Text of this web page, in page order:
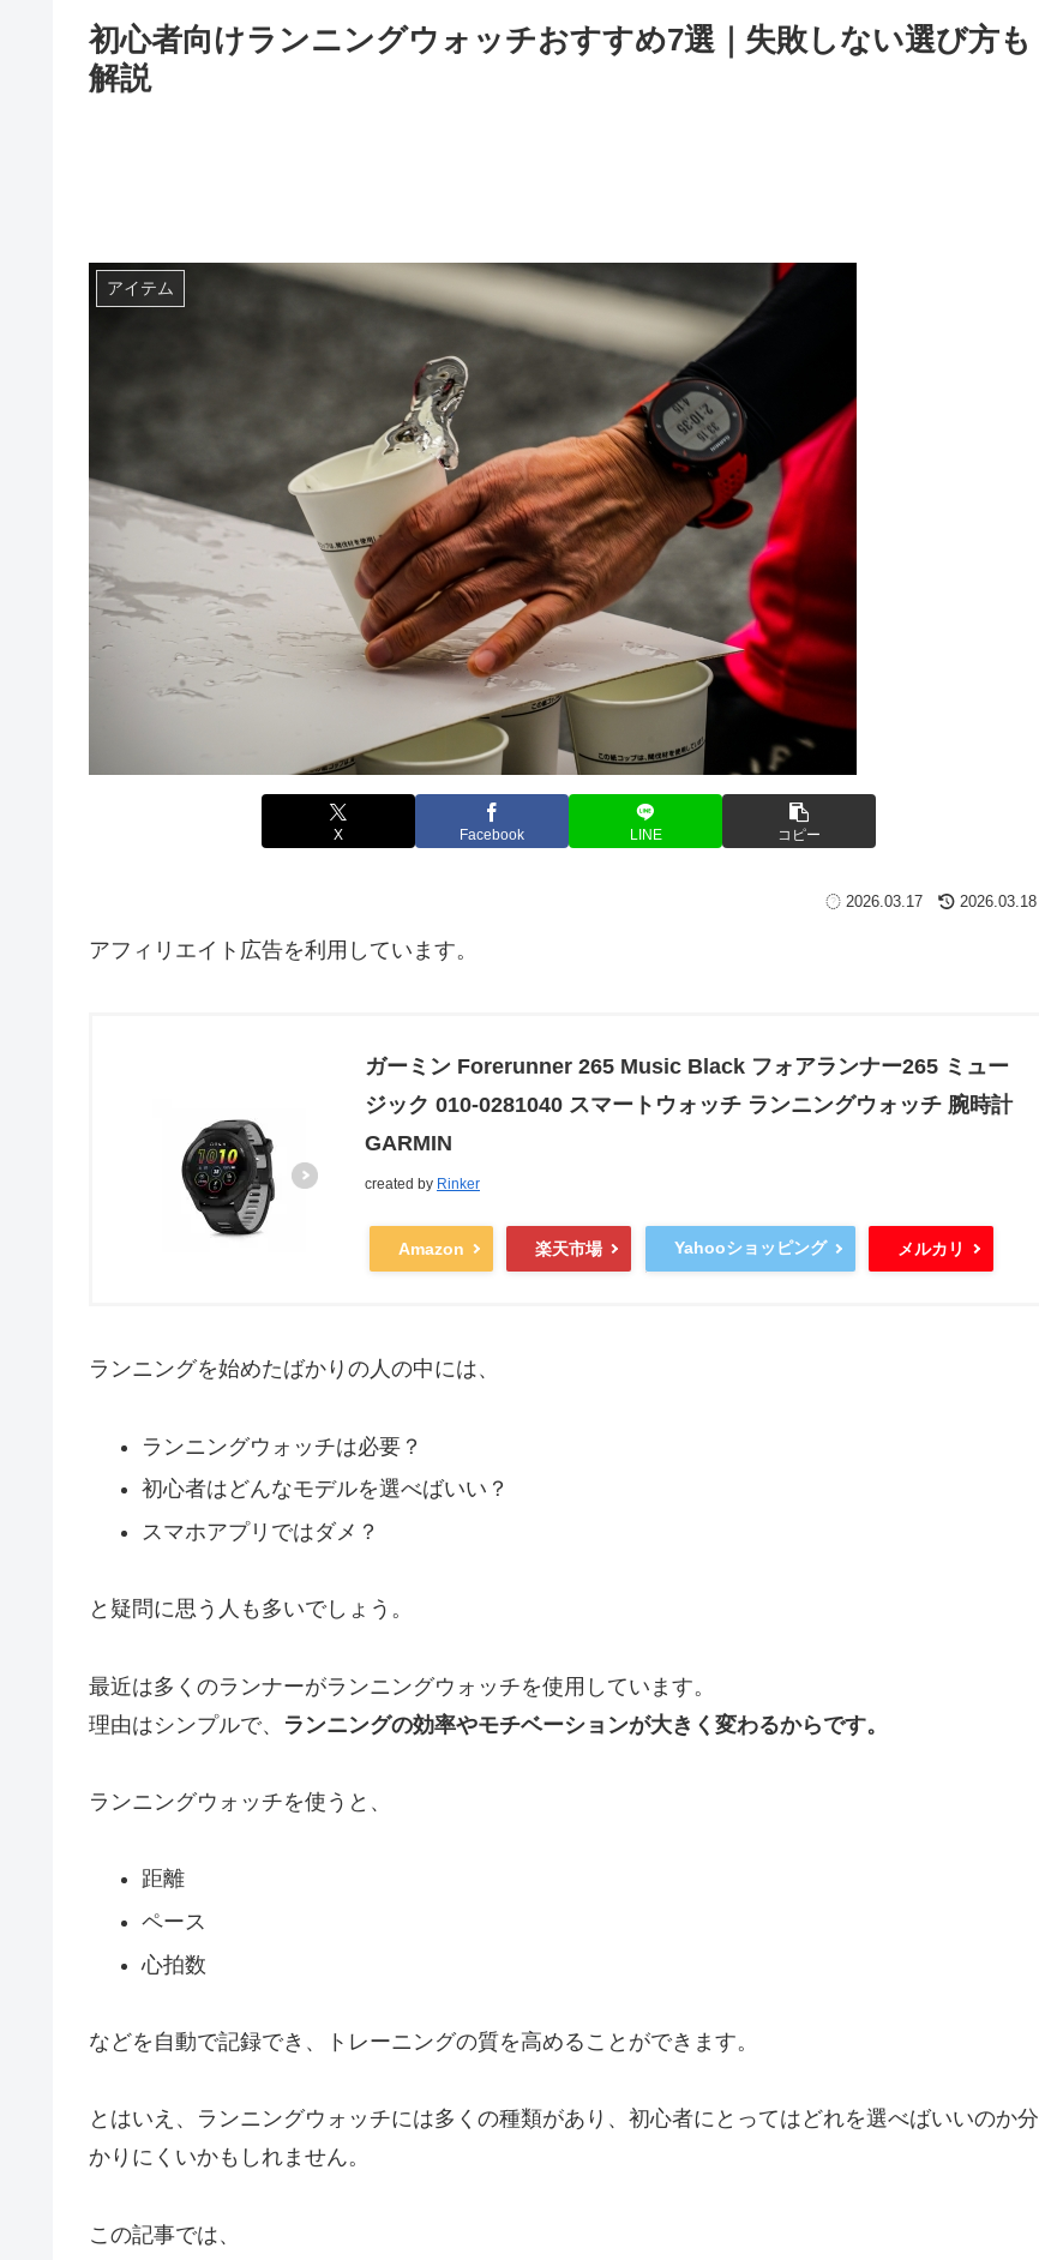
初心者向けランニングウォッチおすすめ7選｜失敗しない選び方も
解説
アイテム
X Facebook LINE コピー
2026.03.17 2026.03.18
アフィリエイト広告を利用しています。
ガーミン Forerunner 265 Music Black フォアランナー265 ミュー
ジック 010-0281040 スマートウォッチ ランニングウォッチ 腕時計
GARMIN
created by Rinker
Amazon 楽天市場 Yahooショッピング メルカリ
ランニングを始めたばかりの人の中には、
ランニングウォッチは必要？
初心者はどんなモデルを選べばいい？
スマホアプリではダメ？
と疑問に思う人も多いでしょう。
最近は多くのランナーがランニングウォッチを使用しています。
理由はシンプルで、 ランニングの効率やモチベーションが大きく変わるからです。
ランニングウォッチを使うと、
距離
ペース
心拍数
などを自動で記録でき、トレーニングの質を高めることができます。
とはいえ、ランニングウォッチには多くの種類があり、初心者にとってはどれを選べばいいのか分
かりにくいかもしれません。
この記事では、